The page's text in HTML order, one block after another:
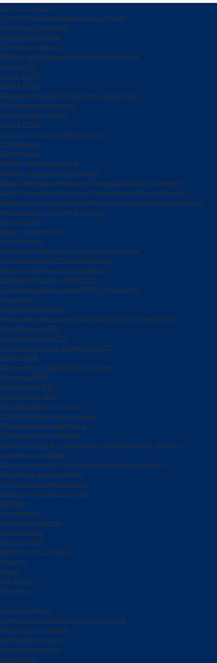
Каталог товаров
Структурированная кабельная система
Адаптеры оптические
Кабель витая пара
Оптические кроссы
Шкафы телекоммуникационные настенные
Cерия LITE
Cерия BASIS
Cерия KEYS
Шкафы телекоммуникационные напольные
Разборная конструкция
Сварная конструкция
Серия ECO+
Стойки телекоммуникационные
Однорамные
Двухрамные
Шкафы антивандальные
Шкафы уличные (всепогодные)
Шкаф уличный всепогодный (климатический) настенный
Шкаф уличный всепогодный (климатический) напольный
Аксессуары для уличных всепогодных (климатических) шкафов
Аксессуары для шкафов и стоек
Блок розеток
Ввод с уплотнением
Кабель канал
Универсальные электротехнические шкафы
Решения на базе УЭШ МИКсистем
Шкафы серверные и Колокейшн
Серверные шкафы серия PRO
Серверные шкафы серии PRO с ламелями
Аксессуары
Блоки розеток (PDU)
Аксессуары для блоков распределения питания (PDU)
Вертикальные PDU
Горизонтальные PDU
Система изоляции коридоров ЦОД
Микро ЦОД
Источники бесперебойного питания
Стоечные ИБП
Напольные ИБП
Трёхфазные ИБП
Резервирование питания
Прецизионные кондиционеры
Прецизионные межрядные
Прецизионные шкафные
Кондиционеры для серверных, промышленных, электро-
технических шкафов
Кондиционеры для уличных климатических шкафов
Настенные кондиционеры
Потолочные кондиционеры
Фильтрующие вентиляторы
LANMIR
О компании
Наше производство
Сертификаты
Каталоги PDF
Инструкции по сборке
Новости
Акции
Где купить?
Контакты
Каталог товаров
Структурированная кабельная система
Адаптеры оптические
Кабель витая пара
Оптические кроссы
Аксессуары